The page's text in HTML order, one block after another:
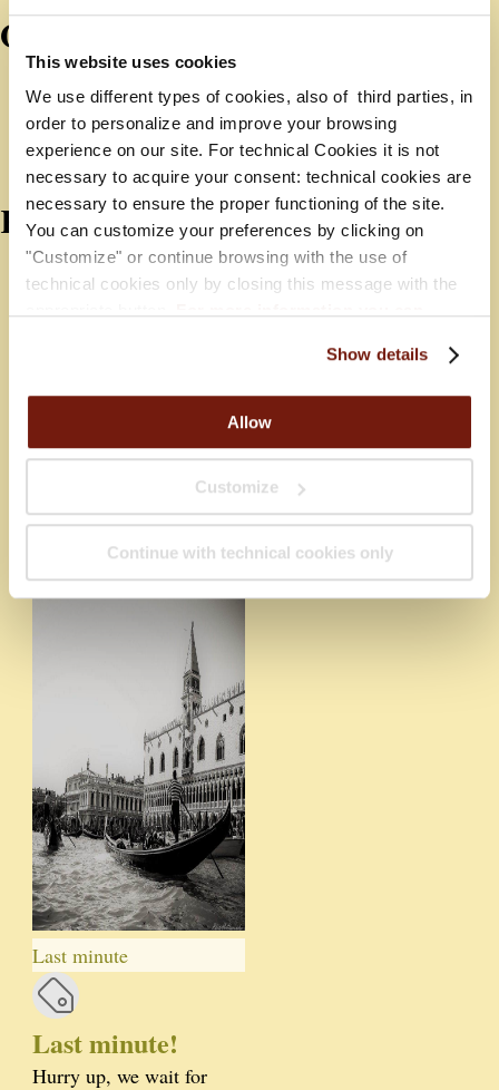
This website uses cookies
We use different types of cookies, also of third parties, in
order to personalize and improve your browsing
experience on our site. For technical Cookies it is not
necessary to acquire your consent: technical cookies are
necessary to ensure the proper functioning of the site.
You can customize your preferences by clicking on
"Customize" or continue browsing with the use of
technical cookies only by closing this message with the
Show details
Allow
Customize
Continue with technical cookies only
Quick info
Check-in: 13:00 – 22:00
Check-out: 6:00 – 11:00
Frühstück: 8:00 – 10:00
Komfort
Nichtraucher
Wi-Fi
Safe
Sonderangebote
Last minute
Last minute!
Hurry up, we wait for